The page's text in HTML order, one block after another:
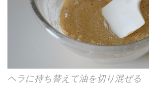
ヘラに持ち替えて油を切り混ぜる